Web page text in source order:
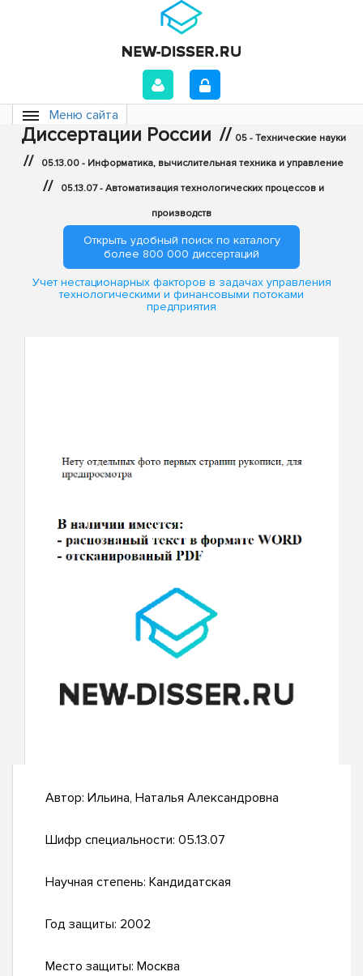
Меню сайта
Диссертации России // 05 - Технические науки
// 05.13.00 - Информатика, вычислительная техника и управление
// 05.13.07 - Автоматизация технологических процессов и
производств
Открыть удобный поиск по каталогу
более 800 000 диссертаций
Учет нестационарных факторов в задачах управления
технологическими и финансовыми потоками
предприятия
Автор: Ильина, Наталья Александровна
Шифр специальности: 05.13.07
Научная степень: Кандидатская
Год защиты: 2002
Место защиты: Москва